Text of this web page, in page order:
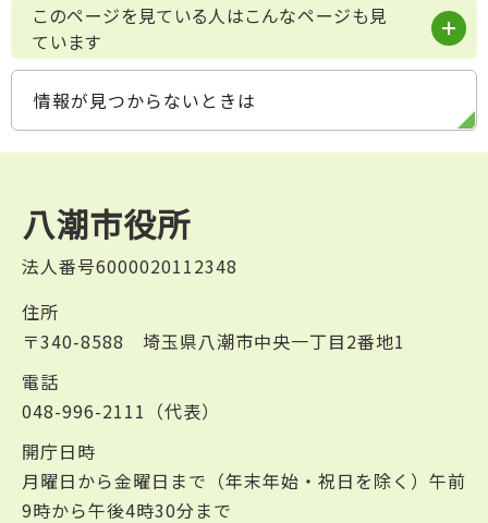
このページを見ている人はこんなページも見
ています
情報が見つからないときは
八潮市役所
法人番号6000020112348
住所
〒340-8588 埼玉県八潮市中央一丁目2番地1
電話
048-996-2111（代表）
開庁日時
月曜日から金曜日まで（年末年始・祝日を除く）午前
9時から午後4時30分まで